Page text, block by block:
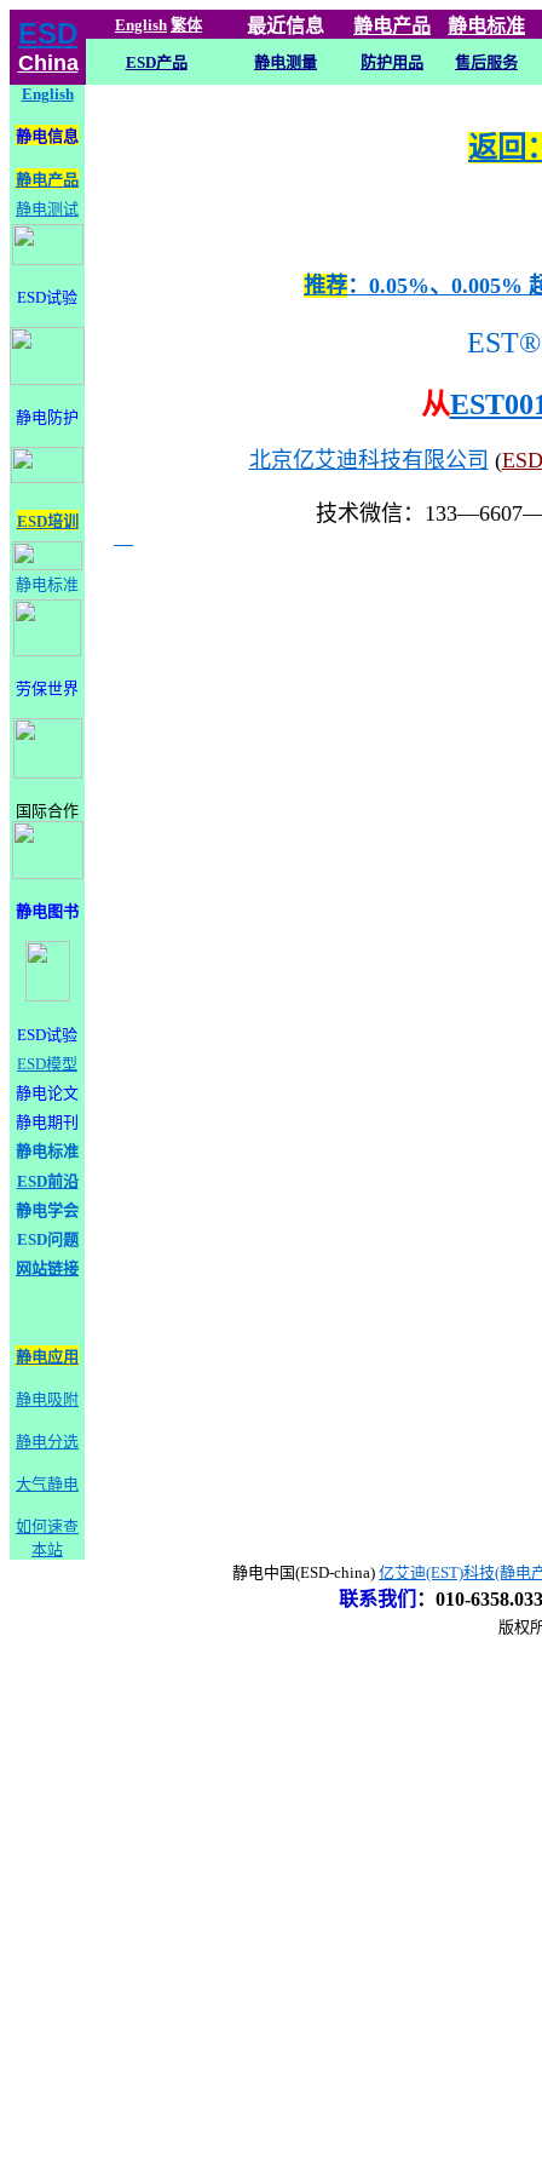
ESD
China
English 繁体 最近信息 静电产品 静电标准
ESD产品 静电测量 防护用品
售后服务
English
静电信息
静电产品
静电测试
ESD试验
静电防护
ESD培训
静电标准
劳保世界
国际合作
静电图书
ESD试验
ESD模型
静电论文
静电期刊
静电标准
ESD前沿
静电学会
ESD问题
网站链接
静电应用
静电吸附
静电分选
大气静电
如何速查
本站
返回
推荐：0.05%、0.005%
EST®
从
北京亿艾迪科技有限公司 (
技术微信：
静电中国(ESD-china) 亿艾迪(EST)科技(静电
联系我们 ： 010-
版权